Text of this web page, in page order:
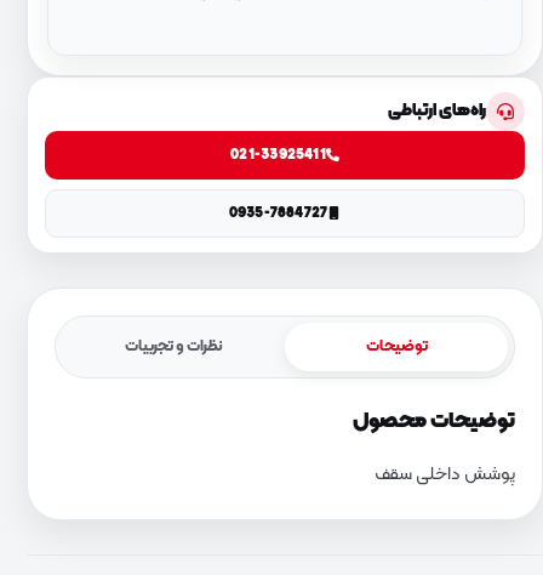
راه‌های ارتباطی
021-33925411
0935-7884727
توضیحات نظرات و تجربیات
توضیحات محصول
پوشش داخلی سقف